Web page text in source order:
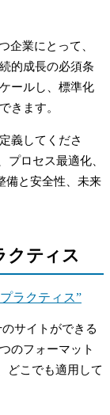
企業にとって、
的成長の必須条
ールし、標準化
きます。
義してくださ
ロセス最適化、
備と安全性、未来
クティス
ラクティス”
サイトができる
のフォーマット
どこでも適用して